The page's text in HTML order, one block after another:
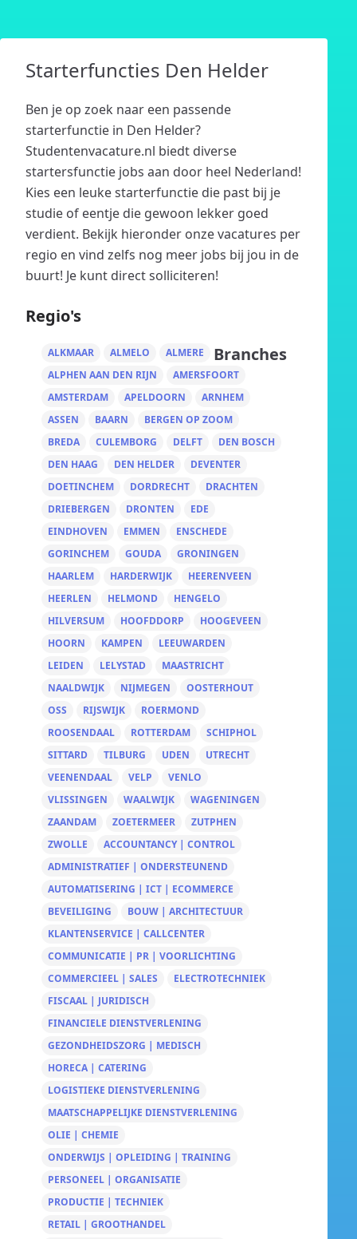
Starterfuncties Den Helder
Ben je op zoek naar een passende
starterfunctie in Den Helder?
Studentenvacature.nl biedt diverse
startersfunctie jobs aan door heel Nederland!
Kies een leuke starterfunctie die past bij je
studie of eentje die gewoon lekker goed
verdient. Bekijk hieronder onze vacatures per
regio en vind zelfs nog meer jobs bij jou in de
buurt! Je kunt direct solliciteren!
Regio's
ALKMAAR ALMELO
ALMERE
ALPHEN AAN DEN RIJN
AMERSFOORT
AMSTERDAM
APELDOORN
ARNHEM
ASSEN
BAARN
BERGEN OP ZOOM
BREDA
CULEMBORG DELFT
DEN BOSCH
DEN HAAG
DEN HELDER
DEVENTER
DOETINCHEM
DORDRECHT
DRACHTEN
DRIEBERGEN
DRONTEN
EDE
EINDHOVEN
EMMEN
ENSCHEDE
GORINCHEM
GOUDA
GRONINGEN
HAARLEM
HARDERWIJK
HEERENVEEN
HEERLEN
HELMOND
HENGELO
HILVERSUM
HOOFDDORP
HOOGEVEEN
HOORN
KAMPEN
LEEUWARDEN
LEIDEN
LELYSTAD
MAASTRICHT
NAALDWIJK
NIJMEGEN
OOSTERHOUT
OSS
RIJSWIJK
ROERMOND
ROOSENDAAL
ROTTERDAM
SCHIPHOL
SITTARD
TILBURG UDEN
UTRECHT
VEENENDAAL
VELP
VENLO
VLISSINGEN
WAALWIJK
WAGENINGEN
ZAANDAM
ZOETERMEER
ZUTPHEN
ZWOLLE
Branches
ACCOUNTANCY | CONTROL
ADMINISTRATIEF | ONDERSTEUNEND
AUTOMATISERING | ICT | ECOMMERCE
BEVEILIGING
BOUW | ARCHITECTUUR
KLANTENSERVICE | CALLCENTER
COMMUNICATIE | PR | VOORLICHTING
COMMERCIEEL | SALES
ELECTROTECHNIEK
FISCAAL | JURIDISCH
FINANCIELE DIENSTVERLENING
GEZONDHEIDSZORG | MEDISCH
HORECA | CATERING
LOGISTIEKE DIENSTVERLENING
MAATSCHAPPELIJKE DIENSTVERLENING
OLIE | CHEMIE
ONDERWIJS | OPLEIDING | TRAINING
PERSONEEL | ORGANISATIE
PRODUCTIE | TECHNIEK
RETAIL | GROOTHANDEL